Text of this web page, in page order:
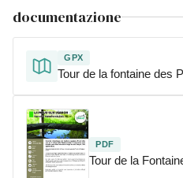
documentazione
GPX
Tour de la fontaine des
PDF
Tour de la